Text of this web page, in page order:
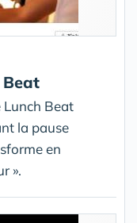
Lunch Beat
la pause
en
».